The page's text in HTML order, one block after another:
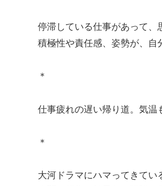
停滞している仕事があって、
積極性や責任感、姿勢が、自
＊
仕事疲れの遅い帰り道。気温
＊
大河ドラマにハマってきて